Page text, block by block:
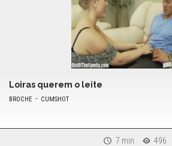
Loiras querem o leite
BROCHE - CUMSHOT
7 min 496